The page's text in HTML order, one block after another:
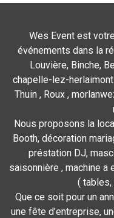
Wes Event est
événements dans la
Louvière, Binche,
chapelle-lez-
Thuin , Roux ,
Nous proposons la
Booth, décoration
préstation DJ,
saisonnière , machine
( tables,
Que ce soit pour un
une fête d’entreprise,